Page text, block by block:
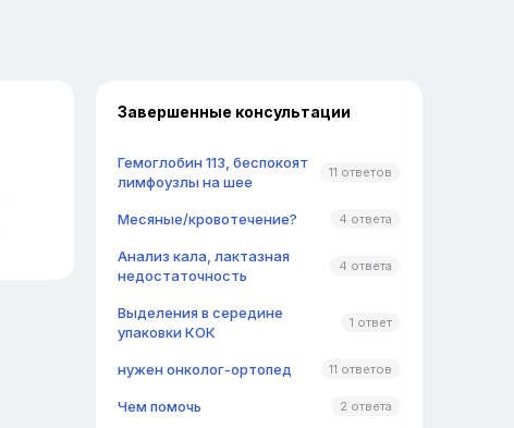
Завершенные консультации
Гемоглобин 113, беспокоят
лимфоузлы на шее
11 ответов
Месяные/кровотечение? 4 ответа
Анализ кала, лактазная
недостаточность
4 ответа
Выделения в середине
упаковки КОК
1 ответ
нужен онколог-ортопед 11 ответов
Чем помочь 2 ответа